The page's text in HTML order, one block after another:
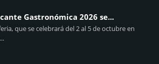
Gastronómica 2026 se...
que se celebrará del 2 al 5 de octubre en